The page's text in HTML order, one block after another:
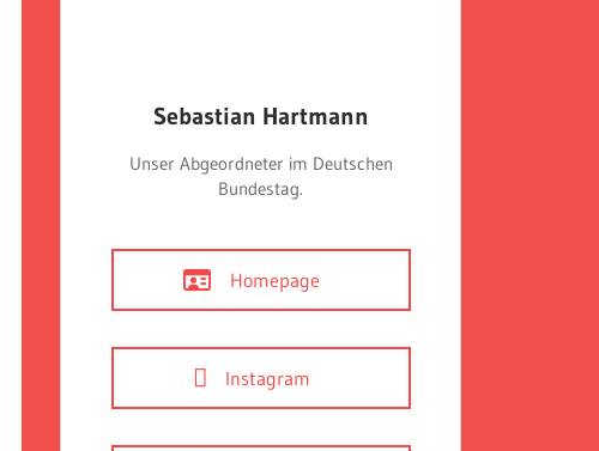
Sebastian Hartmann
Unser Abgeordneter im Deutschen
Bundestag.
Homepage
Instagram